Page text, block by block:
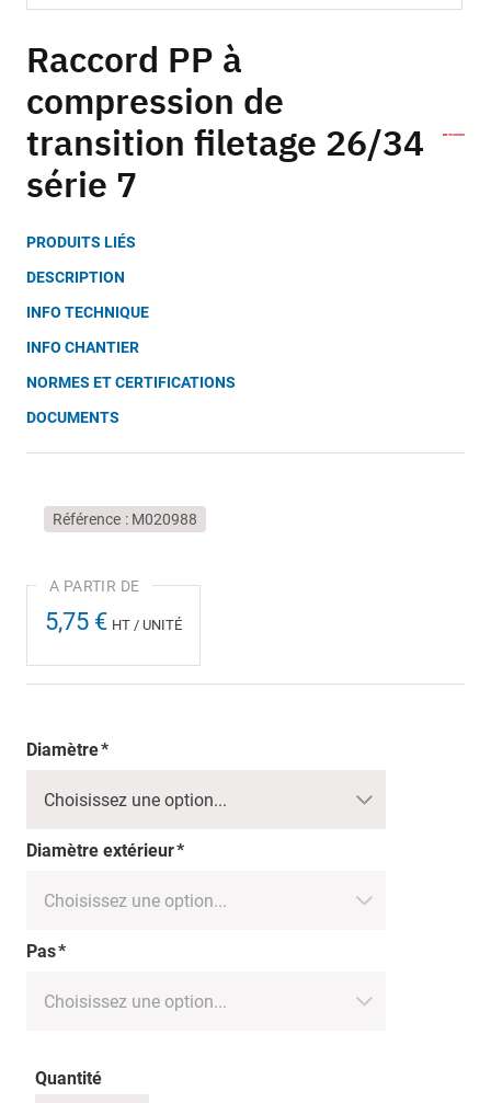
to
the
beginning
of
the
images
gallery
Raccord PP à
compression de
transition filetage 26/34
série 7
PRODUITS LIÉS
DESCRIPTION
INFO TECHNIQUE
INFO CHANTIER
NORMES ET CERTIFICATIONS
DOCUMENTS
Référence M020988
5,75 € HT / UNITÉ
Diamètre
Diamètre extérieur
Pas
Quantité